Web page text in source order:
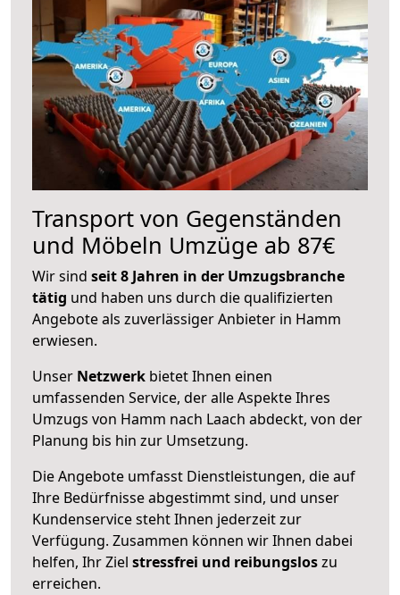
Transport von Gegenständen
und Möbeln Umzüge ab 87€
Wir sind seit 8 Jahren in der Umzugsbranche
tätig und haben uns durch die qualifizierten
Angebote als zuverlässiger Anbieter in Hamm
erwiesen.
Unser Netzwerk bietet Ihnen einen
umfassenden Service, der alle Aspekte Ihres
Umzugs von Hamm nach Laach abdeckt, von der
Planung bis hin zur Umsetzung.
Die Angebote umfasst Dienstleistungen, die auf
Ihre Bedürfnisse abgestimmt sind, und unser
Kundenservice steht Ihnen jederzeit zur
Verfügung. Zusammen können wir Ihnen dabei
helfen, Ihr Ziel stressfrei und reibungsloszu
erreichen.